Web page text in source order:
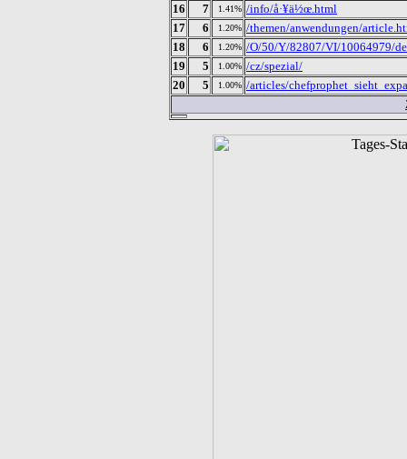
16
7 1.41% /info/å·¥ä½œ.html
17
6 1.20% /themen/anwendungen/
18
6 1.20% /O/50/Y/82807/VI/10064979/
19
5 1.00% /cz/spezial/
20
5 1.00% /articles/